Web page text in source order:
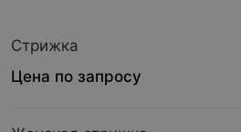
Стрижка
Цена по запросу